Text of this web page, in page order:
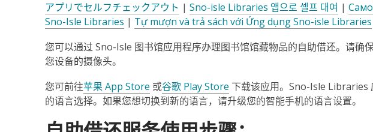
アプリでセルフチェックアウト | Sno-isle Libraries 앱으로 셀프 대여 |
Sno-Isle Libraries | Tự mượn và trả sách với Ứng dụng Sno-isle Libraries
您可以通过 Sno-Isle 图书馆应用程序办理图书馆馆藏物品的自助借还。请确
您设备的摄像头。
您可前往苹果 App Store 或谷歌 Play Store 下载该应用。Sno-Isle Libraries
的语言选择。如果您想切换到新的语言，请升级您的智能手机的语言设置。